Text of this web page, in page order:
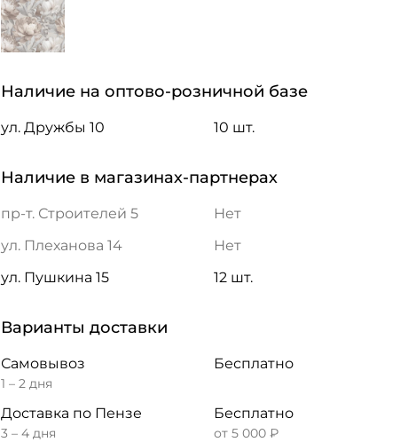
Наличие на оптово-розничной базе
ул. Дружбы 10 10 шт.
Наличие в магазинах-партнерах
пр-т. Строителей 5
Нет
ул. Плеханова 14
Нет
ул. Пушкина 15
12 шт.
Варианты доставки
Самовывоз
1 – 2 дня
Бесплатно
Доставка по Пензе
3 – 4 дня
Бесплатно
от 5 000 ₽